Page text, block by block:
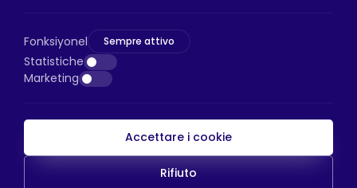
Bayrampaşa/Istanbul
Telefono:+90 530 044 64 87
Email:info@htsteker.com
Pagamento HTS
Fonksiyonel Sempre attivo
Statistiche
Marketing
Accettare i cookie
Rifiuto